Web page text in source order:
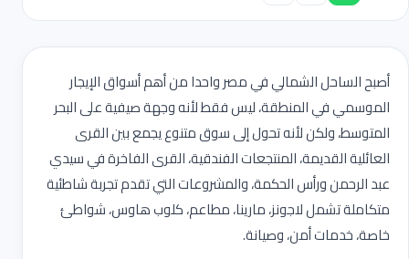
أصبح الساحل الشمالي في مصر واحدا من أهم أسواق الإيجار
الموسمي في المنطقة، ليس فقط لأنه وجهة صيفية على البحر
المتوسط، ولكن لأنه تحول إلى سوق متنوع يجمع بين القرى
العائلية القديمة، المنتجعات الفندقية، القرى الفاخرة في سيدي
عبد الرحمن ورأس الحكمة، والمشروعات التي تقدم تجربة شاطئية
متكاملة تشمل لاجونز، مارينا، مطاعم، كلوب هاوس، شواطئ
خاصة، خدمات أمن، وصيانة.